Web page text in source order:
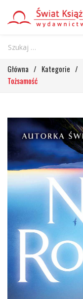
Główna / Kategorie /
Tożsamość